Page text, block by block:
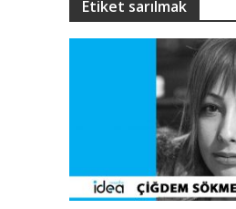
Etiket sarılmak